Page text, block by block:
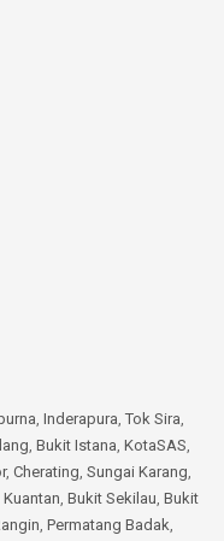
, Inderapura, Tok Sira,
, Bukit Istana, KotaSAS,
, Cherating, Sungai Karang,
, Bukit Sekilau, Bukit
, Permatang Badak,